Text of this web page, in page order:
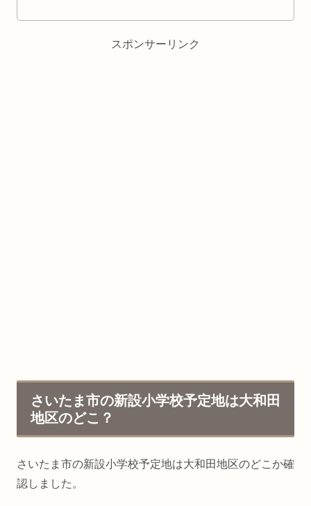
スポンサーリンク
さいたま市の新設小学校予定地は大和田
地区のどこ？
さいたま市の新設小学校予定地は大和田地区のどこか確
認しました。